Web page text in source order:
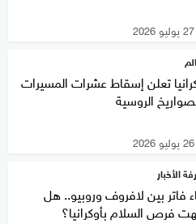
27 يوليو 2026
تعلن إسقاط عشرات المسيرات
الروسية
26 يوليو 2026
الأخبار
فاتر بين لافروف وروبيو.. هل
فرص السلام بأوكرانيا؟